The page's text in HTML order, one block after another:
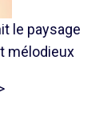
le paysage
mélodieux